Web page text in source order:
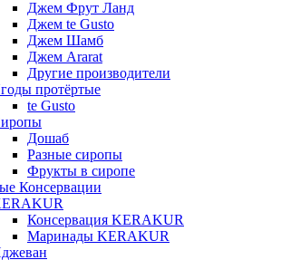
Джем Фрут Ланд
Джем te Gusto
Джем Шамб
Джем Ararat
Другие производители
протёртые
te Gusto
Дошаб
Разные сиропы
Фрукты в сиропе
Консервации
Консервация KERAKUR
Маринады KERAKUR